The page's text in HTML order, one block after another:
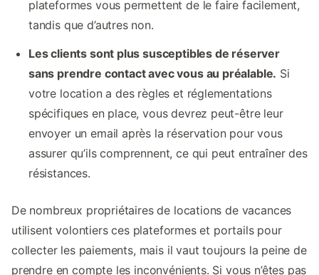
plateformes vous permettent de le faire facilement,
tandis que d’autres non.
Les clients sont plus susceptibles de réserver
sans prendre contact avec vous au préalable. Si
votre location a des règles et réglementations
spécifiques en place, vous devrez peut-être leur
envoyer un email après la réservation pour vous
assurer qu’ils comprennent, ce qui peut entraîner des
résistances.
De nombreux propriétaires de locations de vacances
utilisent volontiers ces plateformes et portails pour
collecter les paiements, mais il vaut toujours la peine de
prendre en compte les inconvénients. Si vous n’êtes pas